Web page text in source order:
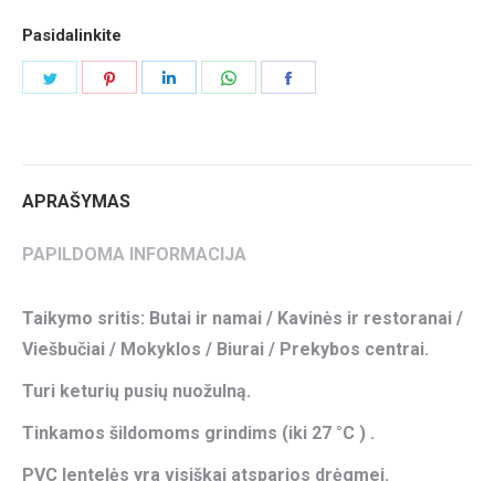
Pasidalinkite
APRAŠYMAS
PAPILDOMA INFORMACIJA
Taikymo sritis: Butai ir namai / Kavinės ir restoranai /
Viešbučiai / Mokyklos / Biurai / Prekybos centrai.
Turi keturių pusių nuožulną.
Tinkamos šildomoms grindims (iki 27 °C ) .
PVC lentelės yra visiškai atsparios drėgmei.